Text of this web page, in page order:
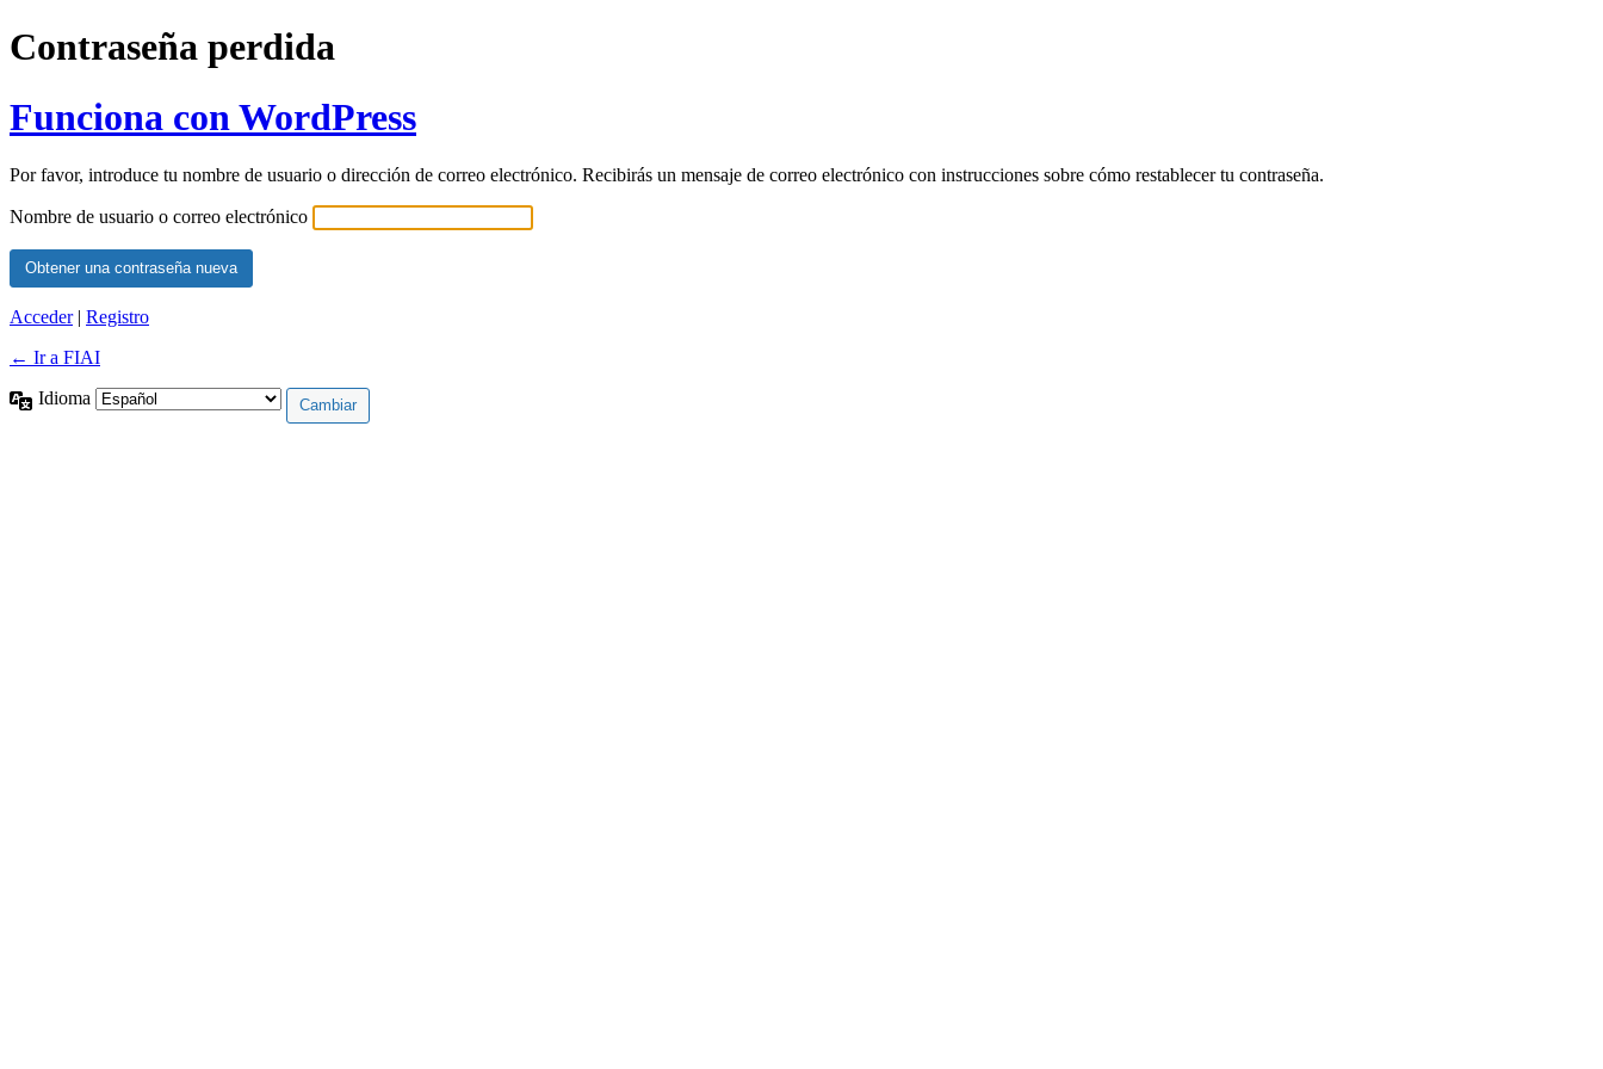
Contraseña perdida
Funciona con WordPress
Por favor, introduce tu nombre de usuario o dirección de correo electrónico. Recibirás un mensaje de correo electrónico con instrucciones sobre cómo restablecer tu contraseña.
Nombre de usuario o correo electrónico
Acceder| Registro
← Ir a FIAI
Idioma